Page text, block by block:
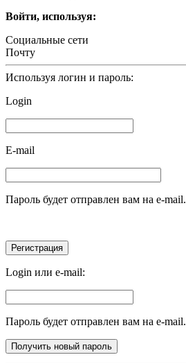
Войти, используя:
Социальные сети
Почту
Используя логин и пароль:
Login
E-mail
Пароль будет отправлен вам на e-mail.
Login или e-mail:
Пароль будет отправлен вам на e-mail.